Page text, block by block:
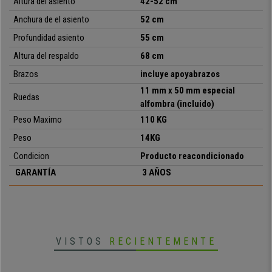
• Asiento con ajuste de altura, Toplift
•Este modelo cumple todos los requisitos de seguridad para
• Piel real, trasera y laterales de cuero del mismo color
• Mecanismo de inclinación ajustable al peso corporal
• Base de poliamida en negro
•Apoyabrazos de Diseño "RD3"
Anchura de el asiento
52 cm
Profundidad asiento
55 cm
Altura del respaldo
68 cm
Brazos
incluye apoyabrazos
Ruedas
11 mm x 50 mm especial
alfombra (incluido)
Peso Maximo
110 KG
Peso
14KG
Condicion
Producto reacondicionado
GARANTÍA
3 AÑOS
VISTOS RECIENTEMENTE